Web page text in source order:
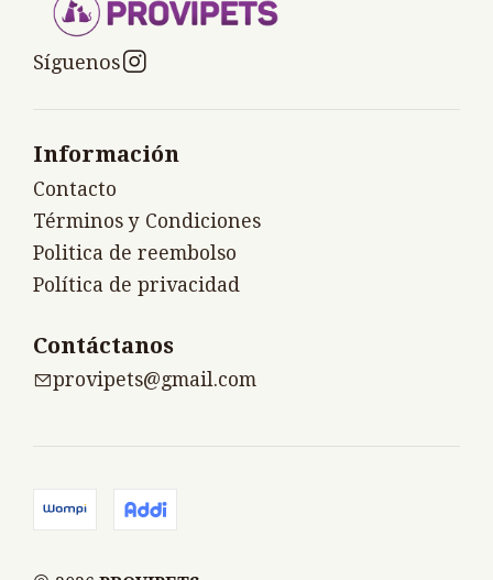
Síguenos
Información
Contacto
Términos y Condiciones
Politica de reembolso
Política de privacidad
Contáctanos
provipets@gmail.com